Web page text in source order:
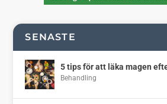
SENASTE
5 tips för att läka magen
Behandling